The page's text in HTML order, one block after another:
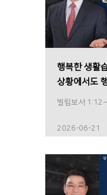
행복한 생활
상황에서도
빌립보서
2026-06-21